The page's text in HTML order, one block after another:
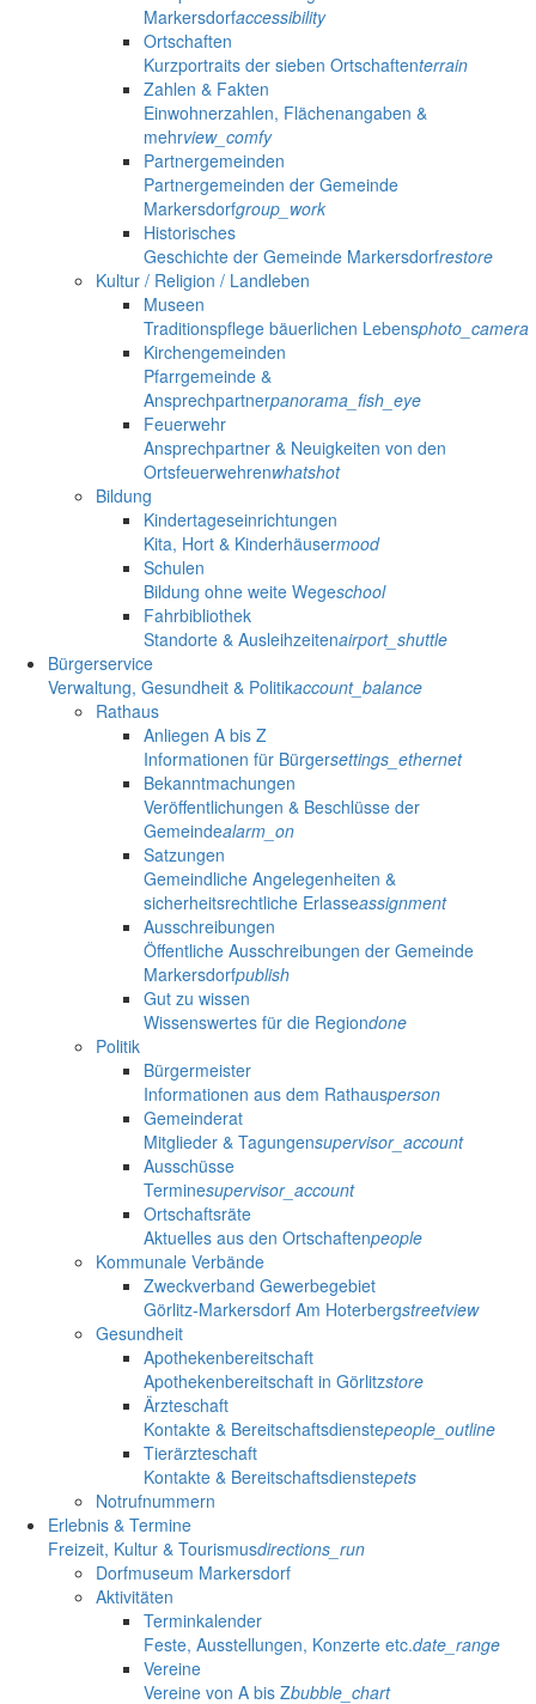
Markersdorfaccessibility
Ortschaften
Kurzportraits der sieben Ortschaftenterrain
Zahlen & Fakten
Einwohnerzahlen, Flächenangaben &
mehrview_comfy
Partnergemeinden
Partnergemeinden der Gemeinde
Markersdorfgroup_work
Historisches
Geschichte der Gemeinde Markersdorfrestore
Kultur / Religion / Landleben
Museen
Traditionspflege bäuerlichen Lebensphoto_camera
Kirchengemeinden
Pfarrgemeinde &
Ansprechpartnerpanorama_fish_eye
Feuerwehr
Ansprechpartner & Neuigkeiten von den
Ortsfeuerwehrenwhatshot
Bildung
Kindertageseinrichtungen
Kita, Hort & Kinderhäusermood
Schulen
Bildung ohne weite Wegeschool
Fahrbibliothek
Standorte & Ausleihzeitenairport_shuttle
Bürgerservice
Verwaltung, Gesundheit & Politikaccount_balance
Rathaus
Anliegen A bis Z
Informationen für Bürgersettings_ethernet
Bekanntmachungen
Veröffentlichungen & Beschlüsse der
Gemeindealarm_on
Satzungen
Gemeindliche Angelegenheiten &
sicherheitsrechtliche Erlasseassignment
Ausschreibungen
Öffentliche Ausschreibungen der Gemeinde
Markersdorfpublish
Gut zu wissen
Wissenswertes für die Regiondone
Politik
Bürgermeister
Informationen aus dem Rathausperson
Gemeinderat
Mitglieder & Tagungensupervisor_account
Ausschüsse
Terminesupervisor_account
Ortschaftsräte
Aktuelles aus den Ortschaftenpeople
Kommunale Verbände
Zweckverband Gewerbegebiet
Görlitz-Markersdorf Am Hoterbergstreetview
Gesundheit
Apothekenbereitschaft
Apothekenbereitschaft in Görlitzstore
Ärzteschaft
Kontakte & Bereitschaftsdienstepeople_outline
Tierärzteschaft
Kontakte & Bereitschaftsdienstepets
Notrufnummern
Erlebnis & Termine
Freizeit, Kultur & Tourismusdirections_run
Dorfmuseum Markersdorf
Aktivitäten
Terminkalender
Feste, Ausstellungen, Konzerte etc.date_range
Vereine
Vereine von A bis Zbubble_chart